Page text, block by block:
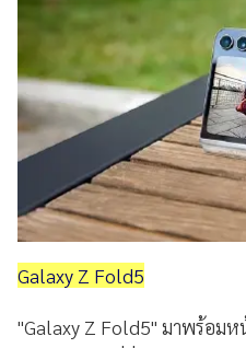
Galaxy Z Fold5
"Galaxy Z Fold5" มาพร้อม